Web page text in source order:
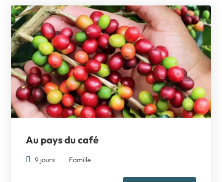
Au pays du café
9 jours Famille